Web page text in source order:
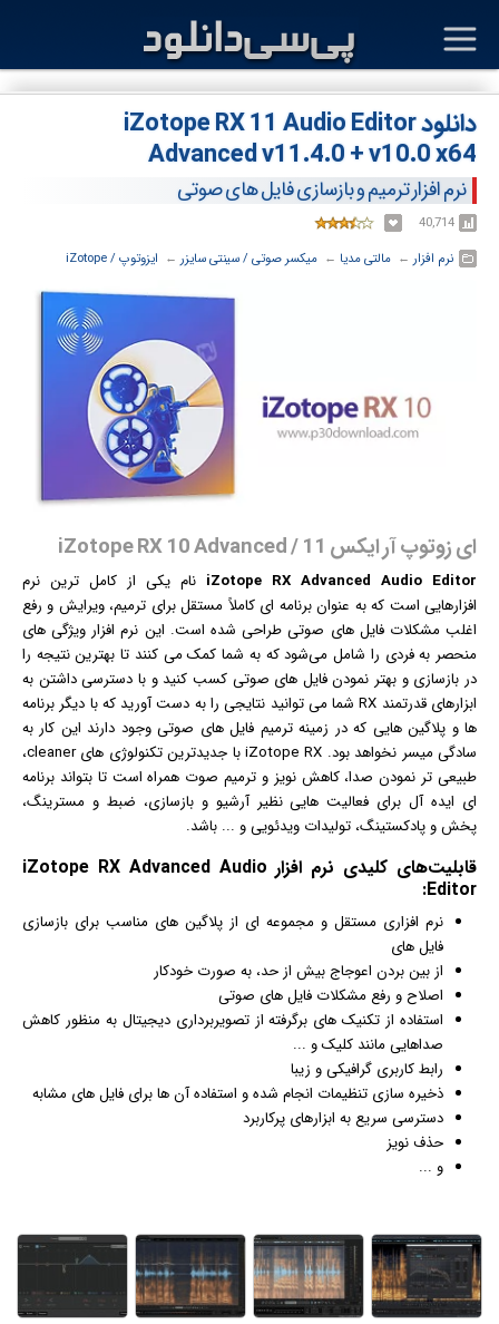
دانلود iZotope RX 11 Audio Editor
Advanced v11.4.0 + v10.0 x64
نرم افزار ترمیم و بازسازی فایل های صوتی
40,714
نرم افزار ← ‏ مالتی مدیا ← ‏ میکسر صوتی / سینتی سایزر ← ‏ ایزوتوپ / iZotope
ای زوتوپ آر ایکس 11 / iZotope RX 10 Advanced
iZotope RX Advanced Audio Editor نام یکی از کامل ترین نرم
افزارهایی است که به عنوان برنامه ای کاملاً مستقل برای ترمیم، ویرایش و رفع
اغلب مشکلات فایل های صوتی طراحی شده است. این نرم افزار ویژگی های
منحصر به فردی را شامل می‌شود که به شما کمک می کنند تا بهترین نتیجه را
در بازسازی و بهتر نمودن فایل های صوتی کسب کنید و با دسترسی داشتن به
ابزارهای قدرتمند RX شما می توانید نتایجی را به دست آورید که با دیگر برنامه
ها و پلاگین هایی که در زمینه ترمیم فایل های صوتی وجود دارند این کار به
سادگی میسر نخواهد بود. iZotope RX با جدیدترین تکنولوژی های cleaner،
طبیعی تر نمودن صدا، کاهش نویز و ترمیم صوت همراه است تا بتواند برنامه
ای ایده آل برای فعالیت هایی نظیر آرشیو و بازسازی، ضبط و مسترینگ،
پخش و پادکستینگ، تولیدات ویدئویی و ... باشد.
قابلیت‌های کلیدی نرم افزار iZotope RX Advanced Audio
Editor:
نرم افزاری مستقل و مجموعه ای از پلاگین های مناسب برای بازسازی
فایل های
از بین بردن اعوجاج بیش از حد، به صورت خودکار
اصلاح و رفع مشکلات فایل های صوتی
استفاده از تکنیک های برگرفته از تصویربرداری دیجیتال به منظور کاهش
صداهایی مانند کلیک و ...
رابط کاربری گرافیکی و زیبا
ذخیره سازی تنظیمات انجام شده و استفاده آن ها برای فایل های مشابه
دسترسی سریع به ابزارهای پرکاربرد
حذف نویز
و ...